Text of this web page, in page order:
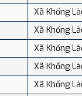
Xã Khổng
Xã Khổng
Xã Khổng
Xã Khổng
Xã Khổng